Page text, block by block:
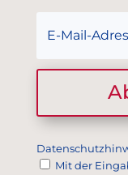
Mit der